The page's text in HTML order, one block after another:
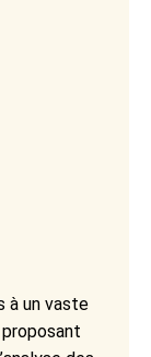
à un vaste